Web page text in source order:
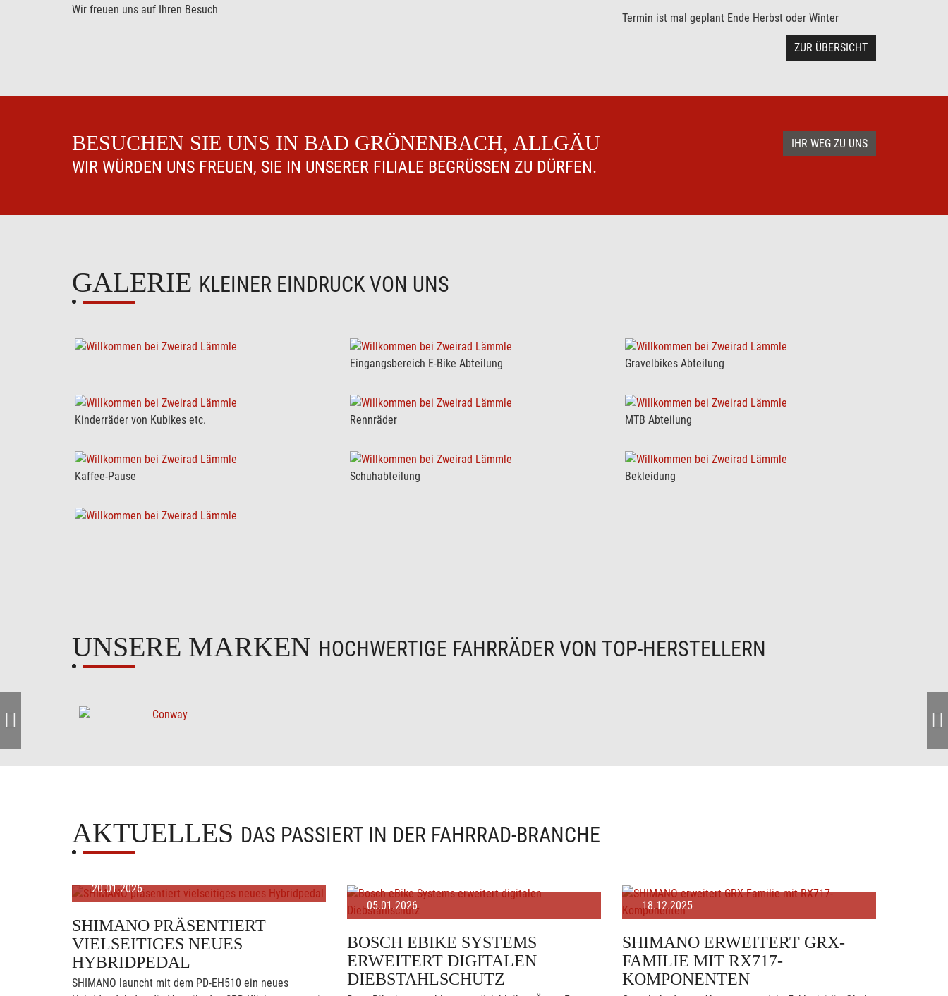
Wir freuen uns auf Ihren Besuch
Termin ist mal geplant Ende Herbst oder Winter
ZUR ÜBERSICHT
BESUCHEN SIE UNS IN BAD GRÖNENBACH, ALLGÄU
WIR WÜRDEN UNS FREUEN, SIE IN UNSERER FILIALE BEGRÜSSEN ZU DÜRFEN.
IHR WEG ZU UNS
GALERIE KLEINER EINDRUCK VON UNS
Eingangsbereich E-Bike Abteilung Gravelbikes Abteilung
Kinderräder von Kubikes etc. Rennräder MTB Abteilung
Kaffee-Pause Schuhabteilung Bekleidung
UNSERE MARKEN HOCHWERTIGE FAHRRÄDER VON TOP-HERSTELLERN
AKTUELLES DAS PASSIERT IN DER FAHRRAD-BRANCHE
20.01.2026
SHIMANO PRÄSENTIERT
VIELSEITIGES NEUES
HYBRIDPEDAL
SHIMANO launcht mit dem PD-EH510 ein neues
05.01.2026
BOSCH EBIKE SYSTEMS
ERWEITERT DIGITALEN
DIEBSTAHLSCHUTZ
18.12.2025
SHIMANO ERWEITERT GRX-
FAMILIE MIT RX717-
KOMPONENTEN